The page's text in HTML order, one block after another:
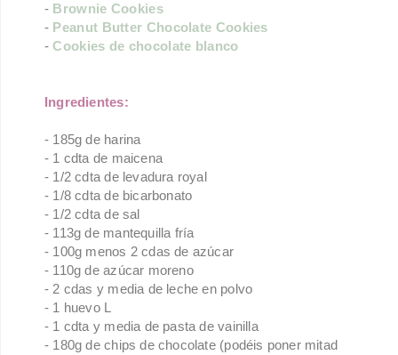
- Brownie Cookies
- Peanut Butter Chocolate Cookies
-Cookies de chocolate blanco
Ingredientes:
- 185g de harina
- 1 cdta de maicena
- 1/2 cdta de levadura royal
- 1/8 cdta de bicarbonato
- 1/2 cdta de sal
- 113g de mantequilla fría
- 100g menos 2 cdas de azúcar
- 110g de azúcar moreno
- 2 cdas y media de leche en polvo
- 1 huevo L
- 1 cdta y media de pasta de vainilla
- 180g de chips de chocolate (podéis poner mitad